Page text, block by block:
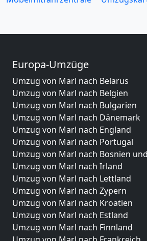
Europa-Umzüge
Umzug von Marl nach Belarus
Umzug von Marl nach Belgien
Umzug von Marl nach Bulgarien
Umzug von Marl nach Dänemark
Umzug von Marl nach England
Umzug von Marl nach Portugal
Umzug von Marl nach Bosnien
Umzug von Marl nach Irland
Umzug von Marl nach Lettland
Umzug von Marl nach Zypern
Umzug von Marl nach Kroatien
Umzug von Marl nach Estland
Umzug von Marl nach Finnland